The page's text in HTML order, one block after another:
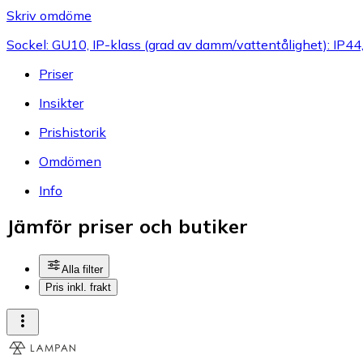
Skriv omdöme
Sockel: GU10, IP-klass (grad av damm/vattentålighet):
Priser
Insikter
Prishistorik
Omdömen
Info
Jämför priser och butiker
Alla filter
Pris inkl. frakt